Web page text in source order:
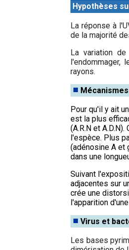
Hypothèses
La réponse à
de la majorité
La variation
l'endommager,
rayons.
Pour qu'il y ait
est la plus
(A.R.N et
l'espèce. Plus
(adénosine A et
dans une
Suivant
adjacentes sur
crée une
l'apparition
Virus et
Les bases